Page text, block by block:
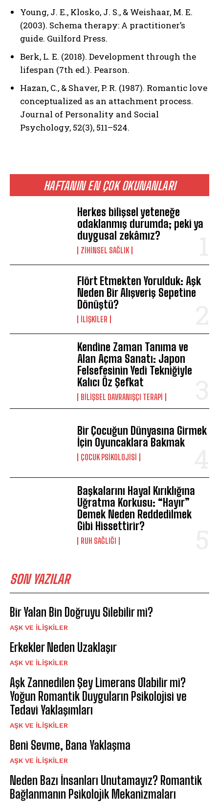
ABONE OL
Gizlilik politikasınıokudum, onaylıyorum.
HAFTANIN EN ÇOK OKUNANLARI
Herkes bilişsel yeteneğe
odaklanmış durumda; peki ya
duygusal zekâmız?
ZIHINSEL SAĞLIK
Flört Etmekten Yorulduk: Aşk
Neden Bir Alışveriş Sepetine
Dönüştü?
İLIŞKILER
Kendine Zaman Tanıma ve
Alan Açma Sanatı: Japon
Felsefesinin Yedi Tekniğiyle
Kalıcı Öz Şefkat
BILIŞSEL DAVRANIŞÇI TERAPI
Bir Çocuğun Dünyasına Girmek
İçin Oyuncaklara Bakmak
ÇOCUK PSIKOLOJISI
Başkalarını Hayal Kırıklığına
Uğratma Korkusu: “Hayır”
Demek Neden Reddedilmek
Gibi Hissettirir?
⁠RUH SAĞLIĞI
SON YAZILAR
Bir Yalan Bin Doğruyu Silebilir mi?
AŞK VE İLIŞKILER
Erkekler Neden Uzaklaşır
AŞK VE İLIŞKILER
Aşk Zannedilen Şey Limerans Olabilir mi?
Yoğun Romantik Duyguların Psikolojisi ve
Tedavi Yaklaşımları
AŞK VE İLIŞKILER
Beni Sevme, Bana Yaklaşma
AŞK VE İLIŞKILER
Neden Bazı İnsanları Unutamayız? Romantik
Bağlanmanın Psikolojik Mekanizmaları
Young, J. E., Klosko, J. S., & Weishaar, M. E.
(2003). Schema therapy: A practitioner’s
guide. Guilford Press.
Berk, L. E. (2018). Development through the
lifespan (7th ed.). Pearson.
Hazan, C., & Shaver, P. R. (1987). Romantic love
conceptualized as an attachment process.
Journal of Personality and Social
Psychology, 52(3), 511–524.